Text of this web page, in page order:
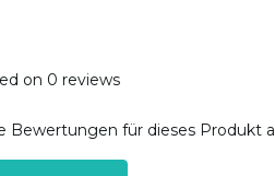
on 0 reviews
Bewertungen für dieses Produkt